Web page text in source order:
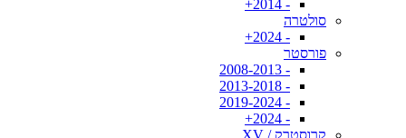
- 2014+
סולטרה
- 2024+
פורסטר
- 2008-2013
- 2013-2018
- 2019-2024
- 2024+
קרוסטרק / XV